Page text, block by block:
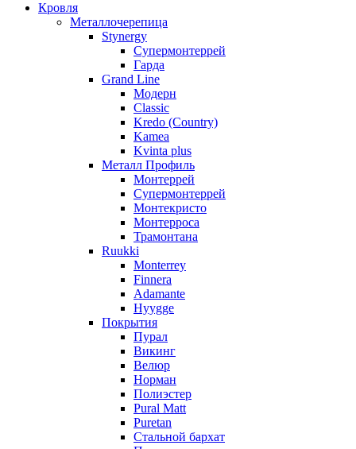
Кровля
Металлочерепица
Stynergy
Супермонтеррей
Гарда
Grand Line
Модерн
Classic
Kredo (Country)
Kamea
Kvinta plus
Металл Профиль
Монтеррей
Супермонтеррей
Монтекристо
Монтерроса
Трамонтана
Ruukki
Monterrey
Finnera
Adamante
Hyygge
Покрытия
Пурал
Викинг
Велюр
Норман
Полиэстер
Pural Matt
Puretan
Стальной бархат